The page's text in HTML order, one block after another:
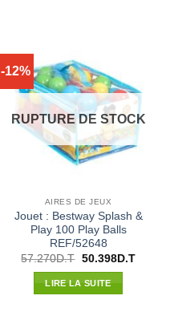
-12%
RUPTURE DE STOCK
AIRES DE JEUX
Jouet : Bestway Splash &
Play 100 Play Balls
REF/52648
57.270D.T Le
initial
était :
50.398D.TLe
LIRE LA SUITE